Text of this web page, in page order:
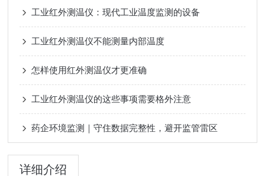
工业红外测温仪：现代工业温度监测的设备
工业红外测温仪不能测量内部温度
怎样使用红外测温仪才更准确
工业红外测温仪的这些事项需要格外注意
药企环境监测｜守住数据完整性，避开监管雷区
详细介绍